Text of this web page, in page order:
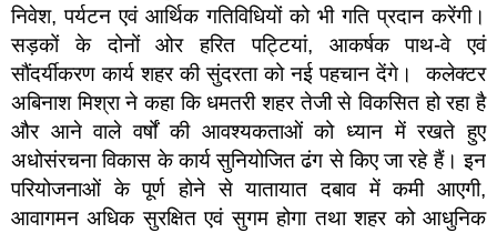
निवेश, पर्यटन एवं आर्थिक गतिविधियों को भी गति प्रदान करेंगी।
सड़कों के दोनों ओर हरित पट्टियां, आकर्षक पाथ-वे एवं
सौंदर्यीकरण कार्य शहर की सुंदरता को नई पहचान देंगे। कलेक्टर
अबिनाश मिश्रा ने कहा कि धमतरी शहर तेजी से विकसित हो रहा है
और आने वाले वर्षों की आवश्यकताओं को ध्यान में रखते हुए
अधोसंरचना विकास के कार्य सुनियोजित ढंग से किए जा रहे हैं। इन
परियोजनाओं के पूर्ण होने से यातायात दबाव में कमी आएगी,
आवागमन अधिक सुरक्षित एवं सुगम होगा तथा शहर को आधुनिक